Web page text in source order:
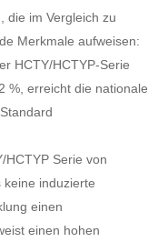
die im Vergleich zu
Merkmale aufweisen:
HCTY/HCTYP-Serie
%, erreicht die nationale
HCTYP Serie von
induzierte
einen
einen hohen